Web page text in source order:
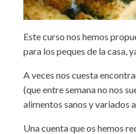
Este curso nos hemos
para los peques de la casa,
A veces nos cuesta
(que entre semana no nos
alimentos sanos y variados
Una cuenta que os hemos